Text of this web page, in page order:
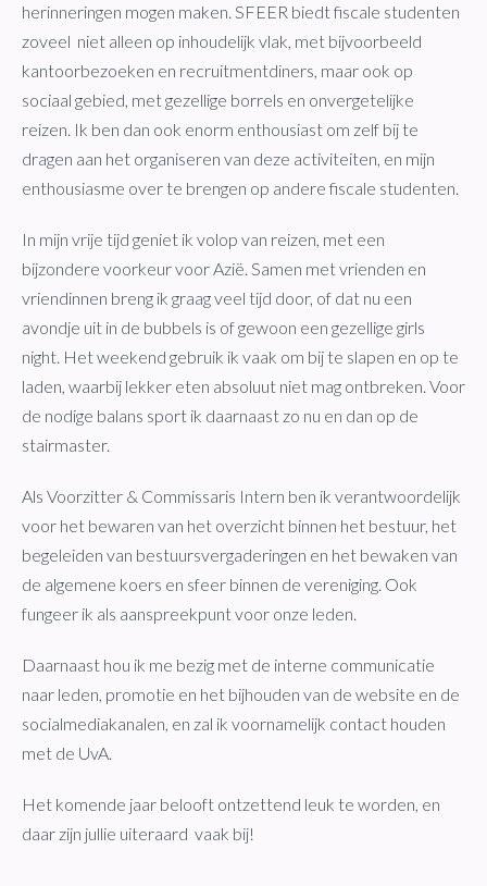
herinneringen mogen maken. SFEER biedt fiscale studenten
zoveel niet alleen op inhoudelijk vlak, met bijvoorbeeld
kantoorbezoeken en recruitmentdiners, maar ook op
sociaal gebied, met gezellige borrels en onvergetelijke
reizen. Ik ben dan ook enorm enthousiast om zelf bij te
dragen aan het organiseren van deze activiteiten, en mijn
enthousiasme over te brengen op andere fiscale studenten.
In mijn vrije tijd geniet ik volop van reizen, met een
bijzondere voorkeur voor Azië. Samen met vrienden en
vriendinnen breng ik graag veel tijd door, of dat nu een
avondje uit in de bubbels is of gewoon een gezellige girls
night. Het weekend gebruik ik vaak om bij te slapen en op te
laden, waarbij lekker eten absoluut niet mag ontbreken. Voor
de nodige balans sport ik daarnaast zo nu en dan op de
stairmaster.
Als Voorzitter & Commissaris Intern ben ik verantwoordelijk
voor het bewaren van het overzicht binnen het bestuur, het
begeleiden van bestuursvergaderingen en het bewaken van
de algemene koers en sfeer binnen de vereniging. Ook
fungeer ik als aanspreekpunt voor onze leden.
Daarnaast hou ik me bezig met de interne communicatie
naar leden, promotie en het bijhouden van de website en de
socialmediakanalen, en zal ik voornamelijk contact houden
met de UvA.
Het komende jaar belooft ontzettend leuk te worden, en
daar zijn jullie uiteraard vaak bij!